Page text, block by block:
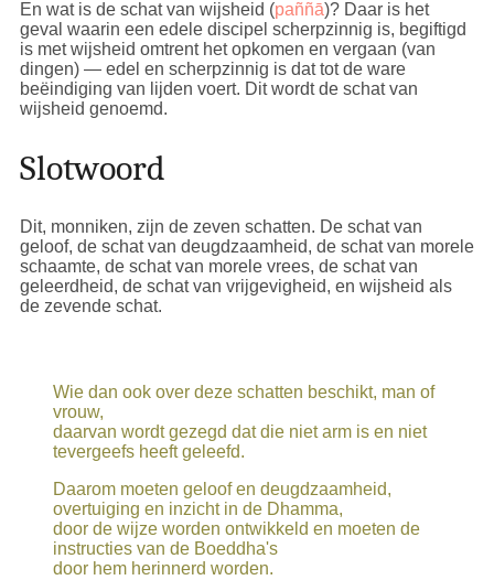
En wat is de schat van wijsheid (paññā)? Daar is het
geval waarin een edele discipel scherpzinnig is, begiftigd
is met wijsheid omtrent het opkomen en vergaan (van
dingen) — edel en scherpzinnig is dat tot de ware
beëindiging van lijden voert. Dit wordt de schat van
wijsheid genoemd.
Slotwoord
Dit, monniken, zijn de zeven schatten. De schat van
geloof, de schat van deugdzaamheid, de schat van morele
schaamte, de schat van morele vrees, de schat van
geleerdheid, de schat van vrijgevigheid, en wijsheid als
de zevende schat.
Wie dan ook over deze schatten beschikt, man of
vrouw,
daarvan wordt gezegd dat die niet arm is en niet
tevergeefs heeft geleefd.
Daarom moeten geloof en deugdzaamheid,
overtuiging en inzicht in de Dhamma,
door de wijze worden ontwikkeld en moeten de
instructies van de Boeddha's
door hem herinnerd worden.